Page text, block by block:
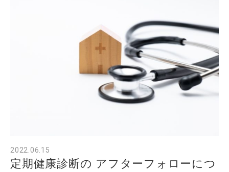
2022.06.15
定期健康診断の アフターフォローにつ